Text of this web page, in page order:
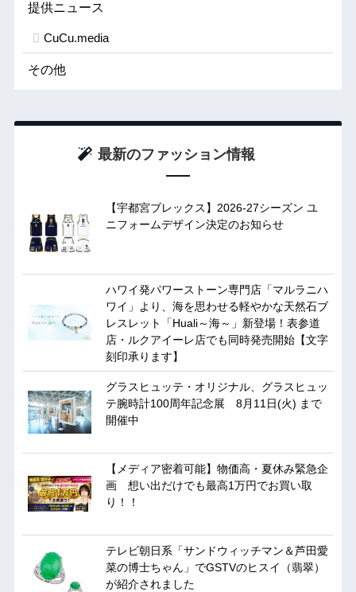
提供ニュース
CuCu.media
その他
最新のファッション情報
【宇都宮ブレックス】2026-27シーズン ユ
ニフォームデザイン決定のお知らせ
ハワイ発パワーストーン専門店「マルラニハ
ワイ」より、海を思わせる軽やかな天然石ブ
レスレット「Huali～海～」新登場！表参道
店・ルクアイーレ店でも同時発売開始【文字
刻印承ります】
グラスヒュッテ・オリジナル、グラスヒュッ
テ腕時計100周年記念展 8月11日(火) まで
開催中
【メディア密着可能】物価高・夏休み緊急企
画 想い出だけでも最高1万円でお買い取
り！！
テレビ朝日系「サンドウィッチマン＆芦田愛
菜の博士ちゃん」でGSTVのヒスイ（翡翠）
が紹介されました